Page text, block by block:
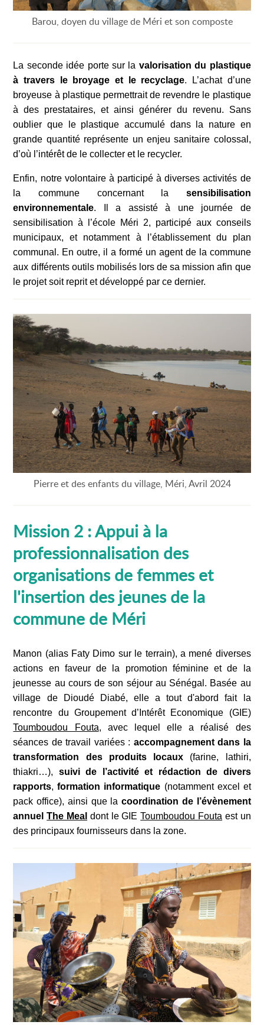
Barou, doyen du village de Méri et son composte
La seconde idée porte sur la valorisation du plastique
à travers le broyage et le recyclage.
L’achat d’une
broyeuse à plastique permettrait de revendre le plastique
à des prestataires, et ainsi générer du revenu. Sans
oublier que le plastique accumulé dans la nature en
grande quantité représente un enjeu sanitaire colossal,
d’où l’intérêt de le collecter et le recycler.
Enfin, notre volontaire à participéàdiverses activités de
la commune concernant la
sensibilisation
environnementale.
Il a assisté à une journée de
sensibilisation à l’école Méri 2, participé aux conseils
municipaux, et notamment à l’établissement du plan
communal. En outre, il a formé un agent de la commune
aux différents outils mobilisés lors de sa mission afin que
le projet soit reprit et développé par ce dernier.
Pierre et des enfants du village, Méri, Avril 2024
Mission 2 : Appui à la
professionnalisation des
organisations de femmes et
l'insertion des jeunes de la
commune de Méri
Manon (alias Faty Dimo sur le terrain), a mené diverses
actions en faveur de la promotion féminine et de la
jeunesse au cours de son séjour au Sénégal. Basée au
village de Dioudé Diabé, elle a tout d'abord fait la
rencontre du Groupement d’Intérêt Economique (GIE)
Toumboudou Fouta, avec lequel elle a réalisé des
séances de travail variées : accompagnement dans la
transformation des produits locaux (farine, lathiri,
thiakri…), suivi de l’activité et rédaction de divers
rapports,formation informatique (notamment excel et
pack office), ainsi que lacoordination de l’évènement
annuelThe Meal dont le GIEToumboudou Fouta est un
des principaux fournisseurs dans la zone.